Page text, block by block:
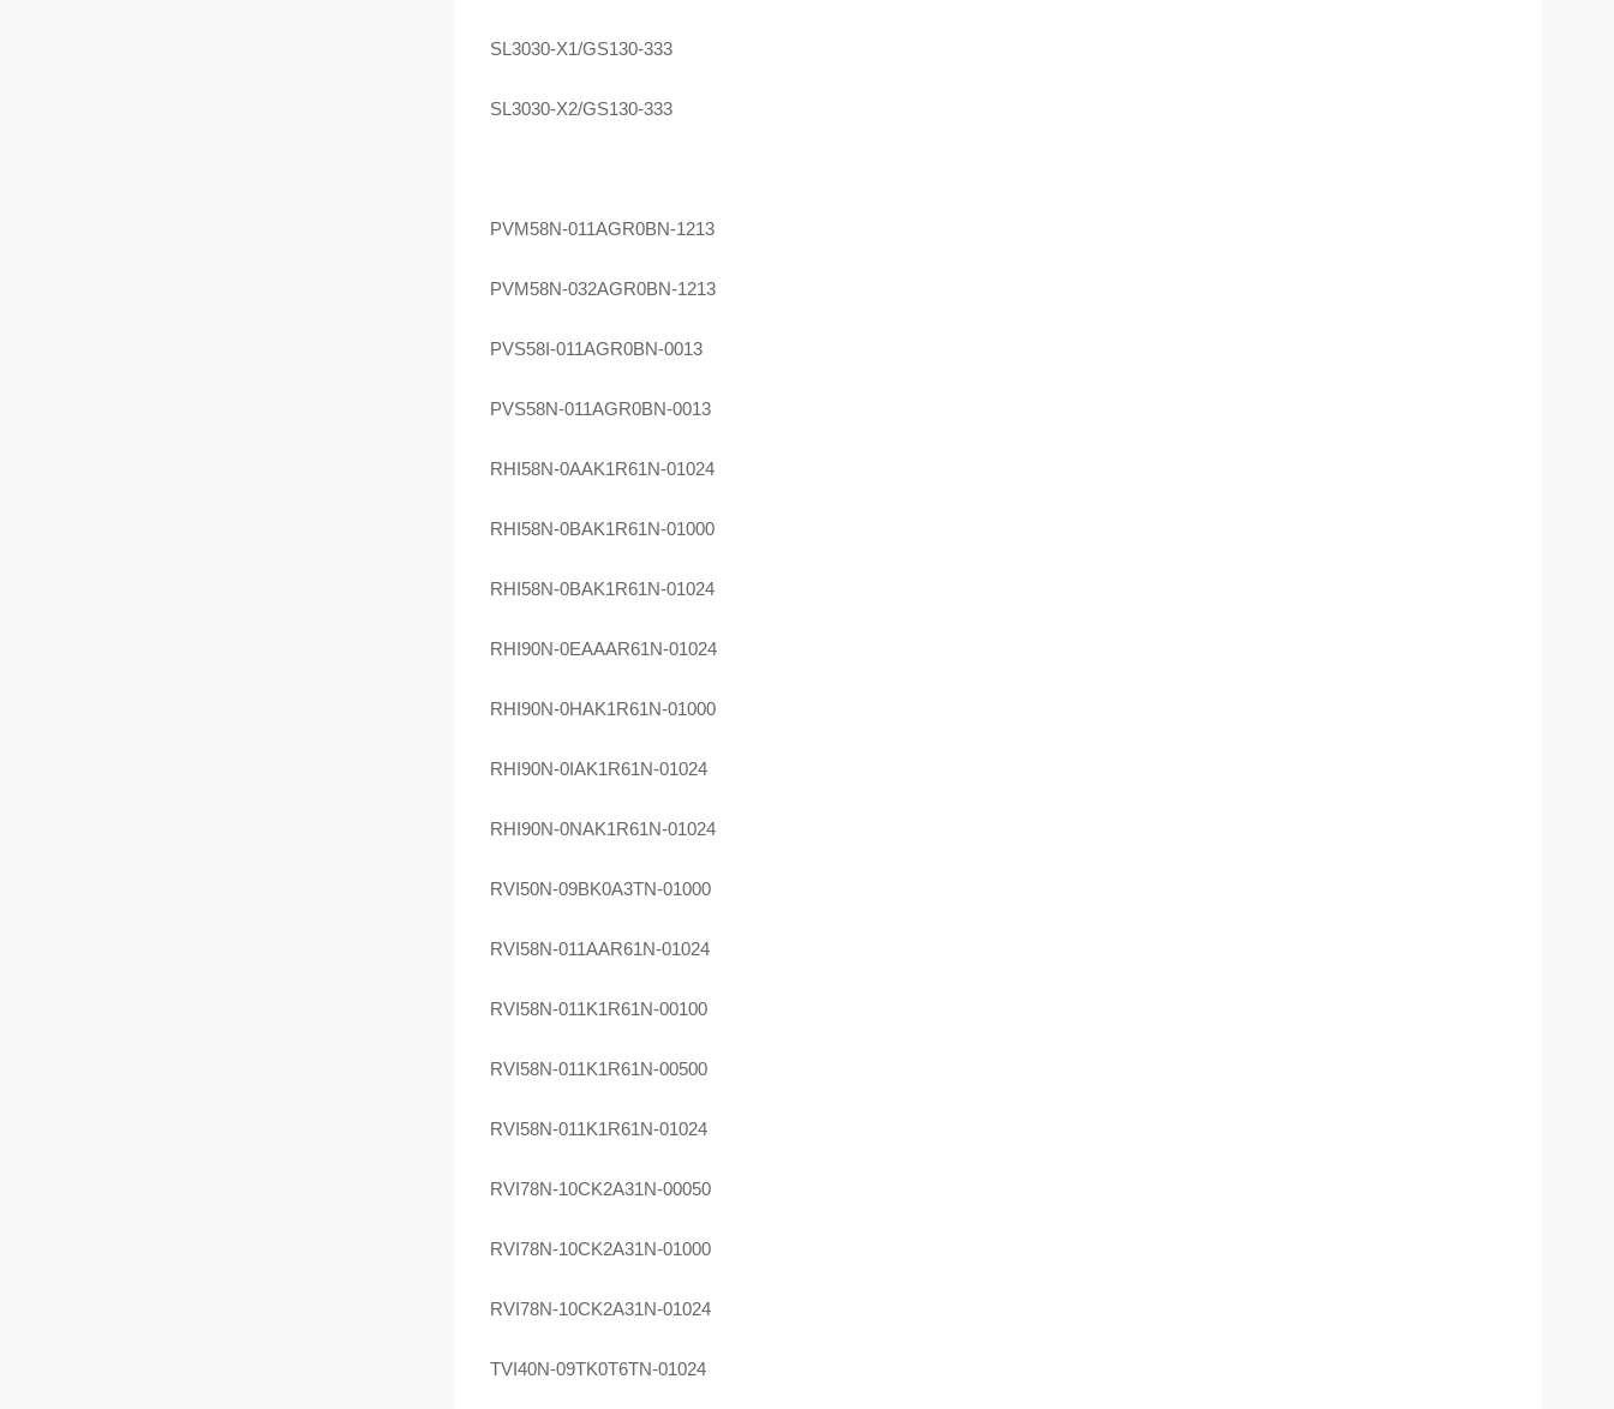
SL3030-X1/GS130-333
SL3030-X2/GS130-333
PVM58N-011AGR0BN-1213
PVM58N-032AGR0BN-1213
PVS58I-011AGR0BN-0013
PVS58N-011AGR0BN-0013
RHI58N-0AAK1R61N-01024
RHI58N-0BAK1R61N-01000
RHI58N-0BAK1R61N-01024
RHI90N-0EAAAR61N-01024
RHI90N-0HAK1R61N-01000
RHI90N-0IAK1R61N-01024
RHI90N-0NAK1R61N-01024
RVI50N-09BK0A3TN-01000
RVI58N-011AAR61N-01024
RVI58N-011K1R61N-00100
RVI58N-011K1R61N-00500
RVI58N-011K1R61N-01024
RVI78N-10CK2A31N-00050
RVI78N-10CK2A31N-01000
RVI78N-10CK2A31N-01024
TVI40N-09TK0T6TN-01024